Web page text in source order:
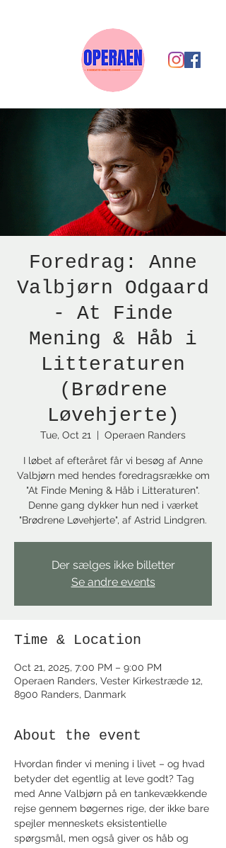
Foredrag: Anne
Valbjørn Odgaard
- At Finde
Mening & Håb i
Litteraturen
(Brødrene
Løvehjerte)
Tue, Oct 21
  |
Operaen Randers
I løbet af efteråret får vi besøg af Anne
Valbjørn med hendes foredragsrække om
"At Finde Mening & Håb i Litteraturen".
Denne gang dykker hun ned i værket
"Brødrene Løvehjerte", af Astrid Lindgren.
Der sælges ikke billetter
Se andre events
Time & Location
Oct 21, 2025, 7:00 PM – 9:00 PM
Operaen Randers, Vester Kirkestræde 12,
8900 Randers, Danmark
About the event
Hvordan finder vi mening i livet – og hvad
betyder det egentlig at leve godt? Tag
med Anne Valbjørn på en tankevækkende
rejse gennem bøgernes rige, der ikke bare
spejler menneskets eksistentielle
spørgsmål, men også giver os håb og